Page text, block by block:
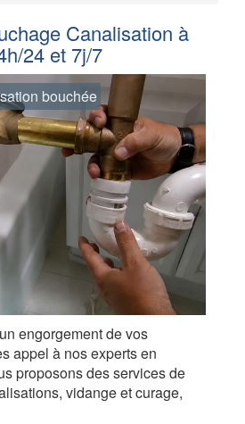
Canalisation à
24 et 7j/7
bouchée
engorgement de vos
appel à nos experts en
proposons des services de
vidange et curage,